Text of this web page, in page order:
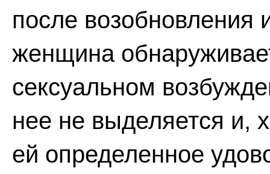
после возобновления
женщина
сексуальном
нее не выделяется и,
ей определенное